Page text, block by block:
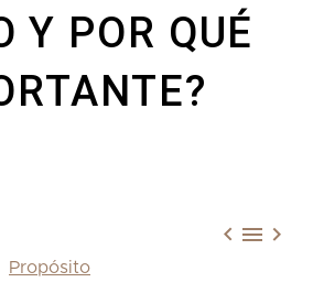
Y POR QUÉ
  
Propósito